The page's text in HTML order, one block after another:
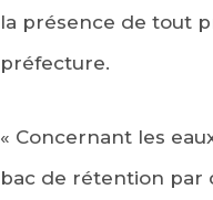
la présence de tout
préfecture.
« Concernant les
bac de rétention par